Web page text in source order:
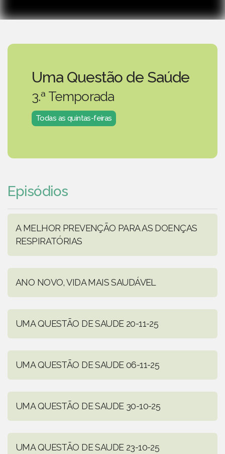
Uma Questão de Saúde
3.ª Temporada
Todas as quintas-feiras
Episódios
A MELHOR PREVENÇÃO PARA AS DOENÇAS
RESPIRATÓRIAS
ANO NOVO, VIDA MAIS SAUDÁVEL
UMA QUESTÃO DE SAUDE 20-11-25
UMA QUESTÃO DE SAUDE 06-11-25
UMA QUESTÃO DE SAUDE 30-10-25
UMA QUESTÃO DE SAUDE 23-10-25